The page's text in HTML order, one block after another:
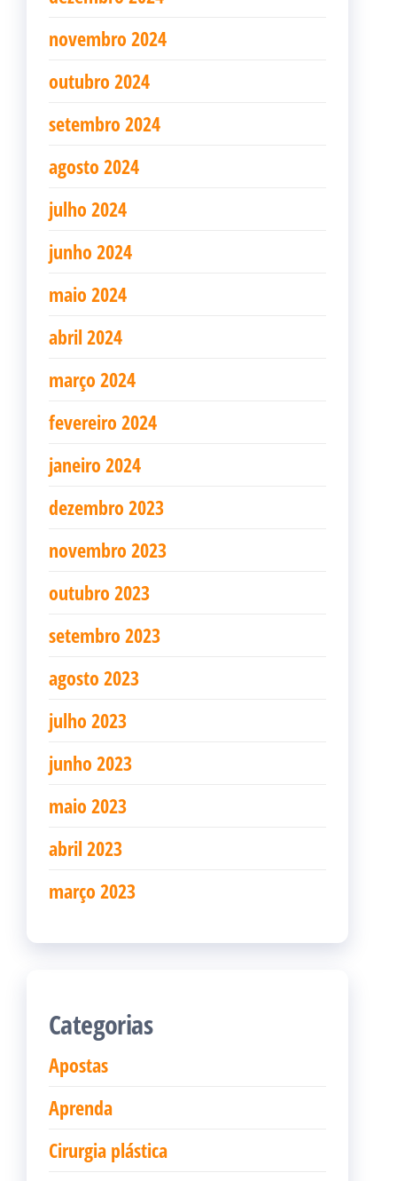
novembro 2024
outubro 2024
setembro 2024
agosto 2024
julho 2024
junho 2024
maio 2024
abril 2024
março 2024
fevereiro 2024
janeiro 2024
dezembro 2023
novembro 2023
outubro 2023
setembro 2023
agosto 2023
julho 2023
junho 2023
maio 2023
abril 2023
março 2023
Categorias
Apostas
Aprenda
Cirurgia plástica